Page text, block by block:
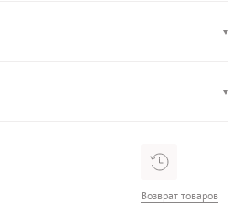
Возврат товаров